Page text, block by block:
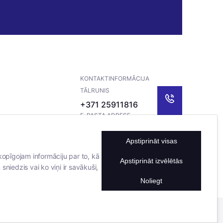
KONTAKTINFORMĀCIJA
TĀLRUNIS
+371 25911816
E-PASTA ADRESE
info@bertasnams.lv
informāciju par to, kā
vai ko viņi ir savākuši,
Apstiprināt visas
Apstiprināt izvēlētās
Noliegt